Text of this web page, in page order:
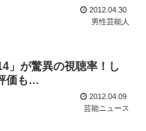
2012.04.30
男性芸能人
」が驚異の視聴率！し
価も…
2012.04.09
芸能ニュース